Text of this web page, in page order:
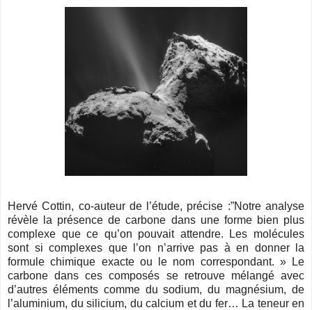
Hervé Cottin, co-auteur de l’étude, précise :”Notre analyse
révèle la présence de carbone dans une forme bien plus
complexe que ce qu’on pouvait attendre. Les molécules
sont si complexes que l’on n’arrive pas à en donner la
formule chimique exacte ou le nom correspondant. » Le
carbone dans ces composés se retrouve mélangé avec
d’autres éléments comme du sodium, du magnésium, de
l’aluminium, du silicium, du calcium et du fer… La teneur en